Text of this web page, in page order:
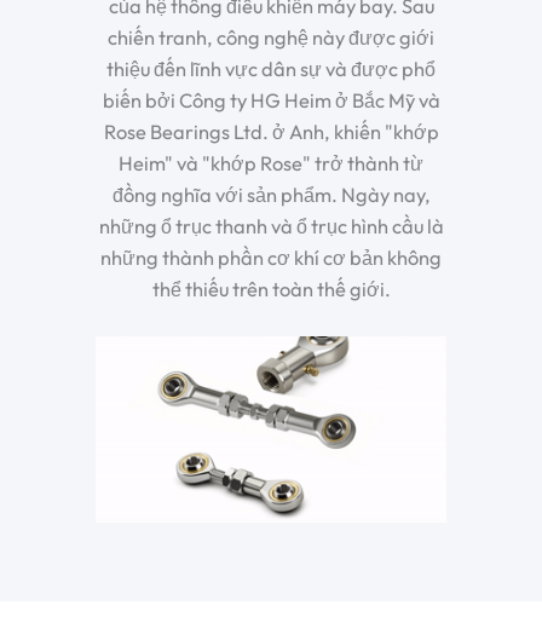
của hệ thống điều khiển máy bay. Sau
chiến tranh, công nghệ này được giới
thiệu đến lĩnh vực dân sự và được phổ
biến bởi Công ty HG Heim ở Bắc Mỹ và
Rose Bearings Ltd. ở Anh, khiến "khớp
Heim" và "khớp Rose" trở thành từ
đồng nghĩa với sản phẩm. Ngày nay,
những ổ trục thanh và ổ trục hình cầulà
những thành phần cơ khí cơ bản không
thể thiếu trên toàn thế giới.